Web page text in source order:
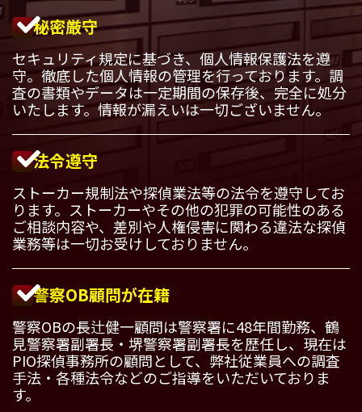
秘密厳守
セキュリティ規定に基づき、個人情報保護法を遵
守。徹底した個人情報の管理を行っております。調
査の書類やデータは一定期間の保存後、完全に処分
いたします。情報が漏えいは一切ございません。
法令遵守
ストーカー規制法や探偵業法等の法令を遵守してお
ります。ストーカーやその他の犯罪の可能性のある
ご相談内容や、差別や人権侵害に関わる違法な探偵
業務等は一切お受けしておりません。
警察OB顧問が在籍
警察OBの長辻健一顧問は警察署に48年間勤務、鶴
見警察署副署長・堺警察署副署長を歴任し、現在は
PIO探偵事務所の顧問として、弊社従業員への調査
手法・各種法令などのご指導をいただいておりま
す。